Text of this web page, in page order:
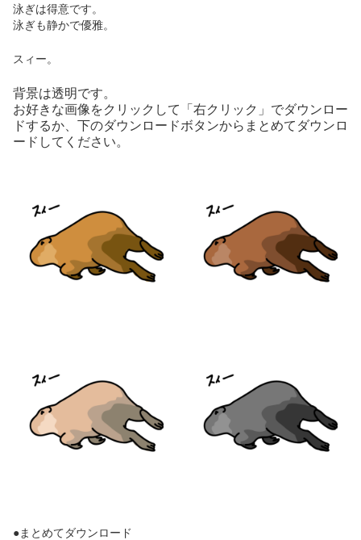
泳ぎは得意です。
泳ぎも静かで優雅。
スィー。
背景は透明です。
お好きな画像をクリックして「右クリック」でダウンロー
ドするか、下のダウンロードボタンからまとめてダウンロ
ードしてください。
●まとめてダウンロード